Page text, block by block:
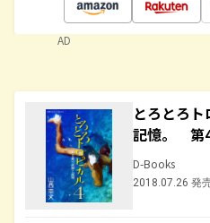
AD
とろとろ
記憶。 第
D-Books
2018.07.26 発